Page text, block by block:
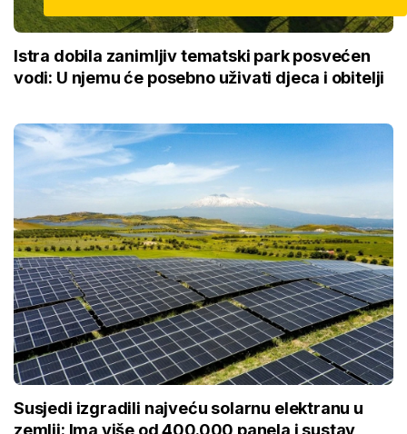
Istra dobila zanimljiv tematski park posvećen
vodi: U njemu će posebno uživati djeca i obitelji
Susjedi izgradili najveću solarnu elektranu u
zemlji: Ima više od 400.000 panela i sustav